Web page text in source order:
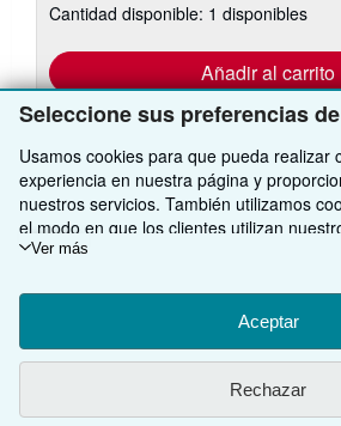
Seleccione sus preferencias
Usamos cookies para que pueda realizar
experiencia en nuestra página y
nuestros servicios. También utilizamos
el modo en que los clientes utilizan
ejemplo, midiendo las visitas al sitio) y así
para mostrar contenido relevante en los
rendimiento de los mismos. Elija
o Personalizar para obtener más
opciones en cualquier momento visitando
Para saber más sobre cómo se
nuestroAviso de cookies. Para saber
Ver más
Aceptar
Rechazar
las
tarifas
envío
Cantidad disponible: 1 disponibles
Añadir al carrito
Existen otras20copia(s)
Ver todos los resultados de
VOLVER AL INICIO